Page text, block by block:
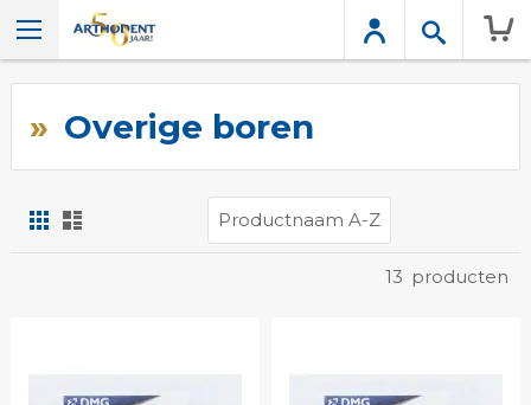
Overige boren
Foto-
tabel
13 producten